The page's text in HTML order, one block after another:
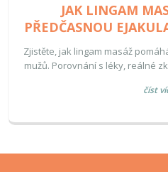
JAK LINGAM
PŘEDČASNOU
Zjistěte, jak lingam masáž
mužů. Porovnání s léky, reálné
číst